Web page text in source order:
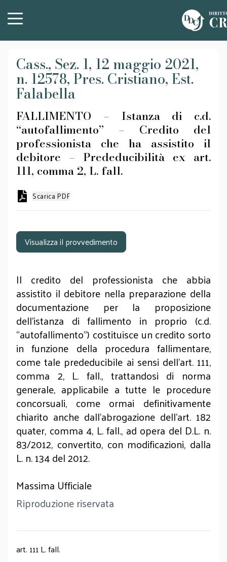
Cass., Sez. 1, 12 maggio 2021,
n. 12578, Pres. Cristiano, Est.
Falabella
FALLIMENTO – Istanza di c.d.
“autofallimento” – Credito del
professionista che ha assistito il
debitore – Prededucibilità ex art.
111, comma 2, L. fall.
Scarica PDF
Visualizza il provvedimento
Il credito del professionista che abbia
assistito il debitore nella preparazione della
documentazione per la proposizione
dell'istanza di fallimento in proprio (c.d.
“autofallimento”) costituisce un credito sorto
in funzione della procedura fallimentare,
come tale prededucibile ai sensi dell'art. 111,
comma 2, L. fall., trattandosi di norma
generale, applicabile a tutte le procedure
concorsuali, come ormai definitivamente
chiarito anche dall'abrogazione dell'art. 182
quater, comma 4, L. fall., ad opera del D.L. n.
83/2012, convertito, con modificazioni, dalla
L. n. 134 del 2012.
Massima Ufficiale
Riproduzione riservata
art. 111 L. fall.